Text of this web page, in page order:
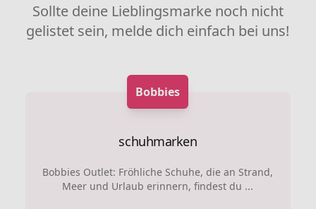
Sollte deine Lieblingsmarke noch nicht
gelistet sein, melde dich einfach bei uns!
Bobbies
schuhmarken
Bobbies Outlet: Fröhliche Schuhe, die an Strand,
Meer und Urlaub erinnern, findest du ...